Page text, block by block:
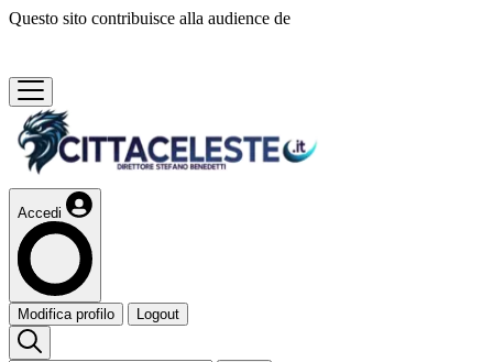
Questo sito contribuisce alla audience de
Accedi
Modifica profilo Logout